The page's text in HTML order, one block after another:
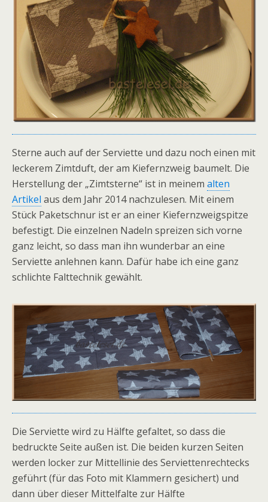
Sterne auch auf der Serviette und dazu noch einen mit
leckerem Zimtduft, der am Kiefernzweig baumelt. Die
Herstellung der „Zimtsterne“ ist in meinem alten
Artikel aus dem Jahr 2014 nachzulesen. Mit einem
Stück Paketschnur ist er an einer Kiefernzweigspitze
befestigt. Die einzelnen Nadeln spreizen sich vorne
ganz leicht, so dass man ihn wunderbar an eine
Serviette anlehnen kann. Dafür habe ich eine ganz
schlichte Falttechnik gewählt.
Die Serviette wird zu Hälfte gefaltet, so dass die
bedruckte Seite außen ist. Die beiden kurzen Seiten
werden locker zur Mittellinie des Serviettenrechtecks
geführt (für das Foto mit Klammern gesichert) und
dann über dieser Mittelfalte zur Hälfte